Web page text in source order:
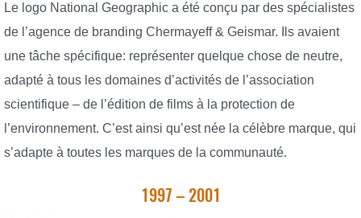
Le logo National Geographic a été conçu par des spécialistes
de l’agence de branding Chermayeff & Geismar. Ils avaient
une tâche spécifique: représenter quelque chose de neutre,
adapté à tous les domaines d’activités de l’association
scientifique – de l’édition de films à la protection de
l’environnement. C’est ainsi qu’est née la célèbre marque, qui
s’adapte à toutes les marques de la communauté.
1997 – 2001